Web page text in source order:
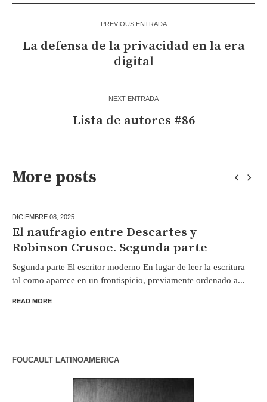
PREVIOUS ENTRADA
La defensa de la privacidad en la era
digital
NEXT ENTRADA
Lista de autores #86
More posts
DICIEMBRE 08, 2025
El naufragio entre Descartes y
Robinson Crusoe. Segunda parte
Segunda parte El escritor moderno En lugar de leer la escritura
tal como aparece en un frontispicio, previamente ordenado a...
READ MORE
FOUCAULT LATINOAMERICA